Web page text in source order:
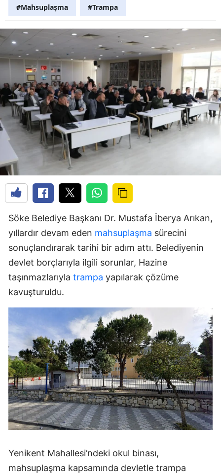
#Mahsuplaşma #Trampa
Söke Belediye Başkanı Dr. Mustafa İberya Arıkan,
yıllardır devam eden mahsuplaşma sürecini
sonuçlandırarak tarihi bir adım attı. Belediyenin
devlet borçlarıyla ilgili sorunlar, Hazine
taşınmazlarıyla trampa yapılarak çözüme
kavuşturuldu.
Yenikent Mahallesi’ndeki okul binası,
mahsuplaşma kapsamında devletle trampa